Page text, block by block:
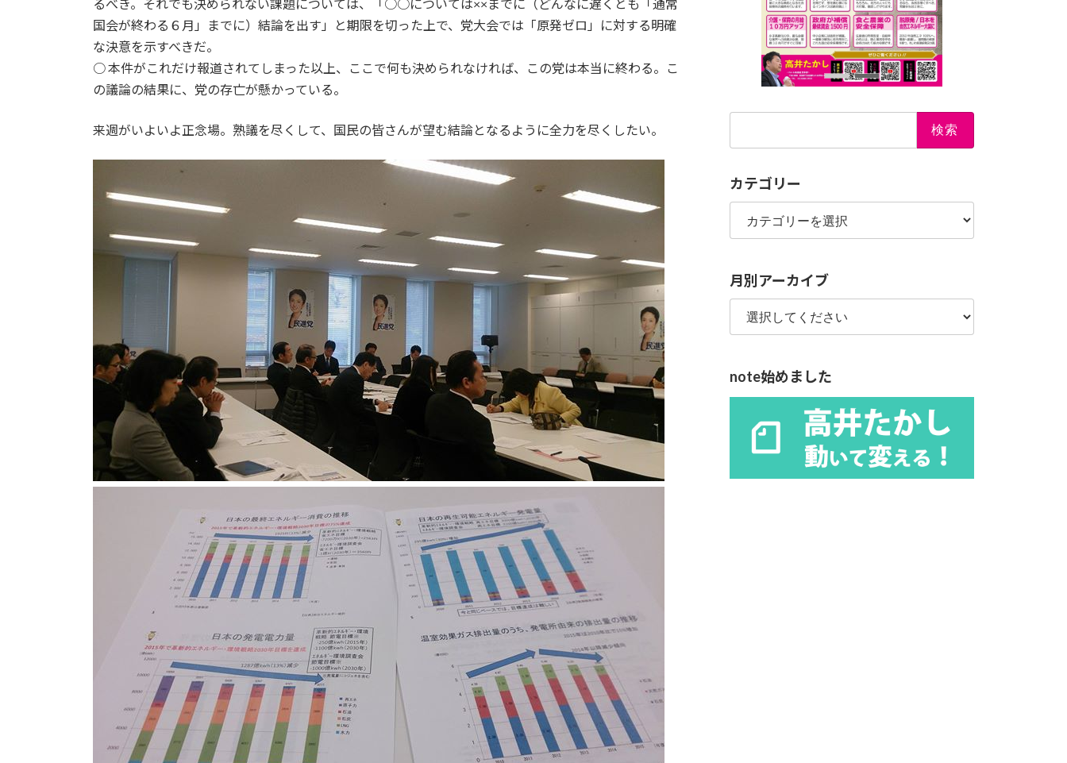
るべき。それでも決められない課題については、「○○については××までに（どんなに遅くとも「通常
国会が終わる６月」までに）結論を出す」と期限を切った上で、党大会では「原発ゼロ」に対する明確
な決意を示すべきだ。
○ 本件がこれだけ報道されてしまった以上、ここで何も決められなければ、この党は本当に終わる。こ
の議論の結果に、党の存亡が懸かっている。
来週がいよいよ正念場。熟議を尽くして、国民の皆さんが望む結論となるように全力を尽くしたい。
カテゴリー
カ
ゴ
ー
月別アーカイブ
note始めました